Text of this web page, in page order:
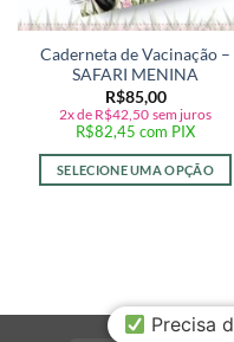
Caderneta de Vacinação –
SAFARI MENINA
R$85,00
2x de R$42,50 sem juros
R$82,45 com PIX
SELECIONE UMA OPÇÃO
Precisa